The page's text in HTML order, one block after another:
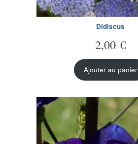
Didiscus
2,00 €
Ajouter au panier